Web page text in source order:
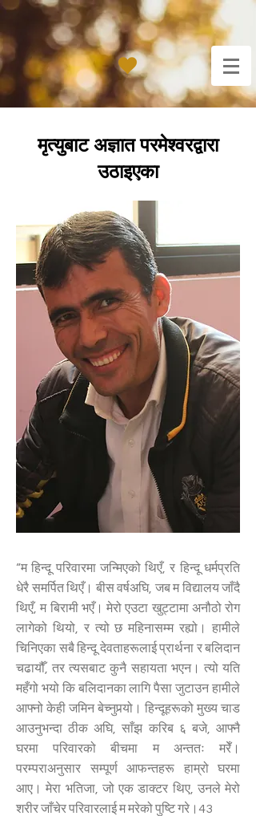
मृत्युबाट अज्ञात परमेश्वरद्वारा
उठाइएका
“म हिन्दू परिवारमा जन्मिएको थिएँ, र हिन्दू धर्मप्रति
धेरै समर्पित थिएँ। बीस वर्षअघि, जब म विद्यालय जाँदै
थिएँ, म बिरामी भएँ। मेरो एउटा खुट्टामा अनौठो रोग
लागेको थियो, र त्यो छ महिनासम्म रह्यो। हामीले
चिनिएका सबै हिन्दू देवताहरूलाई प्रार्थना र बलिदान
चढायौँ, तर त्यसबाट कुनै सहायता भएन। त्यो यति
महँगो भयो कि बलिदानका लागि पैसा जुटाउन हामीले
आफ्नो केही जमिन बेच्नुपर्‍यो। हिन्दूहरूको मुख्य चाड
आउनुभन्दा ठीक अघि, साँझ करिब ६ बजे, आफ्नै
घरमा परिवारको बीचमा म अन्ततः मरेँ।
परम्पराअनुसार सम्पूर्ण आफन्तहरू हाम्रो घरमा
आए। मेरा भतिजा, जो एक डाक्टर थिए, उनले मेरो
शरीर जाँचेर परिवारलाई म मरेको पुष्टि गरे।43